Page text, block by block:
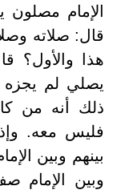
الإمام مصلون
قال: صلاته
هذا والأول؟
يصلي لم يجزه
ذلك أنه من
فليس معه.
بينهم وبين
وبين الإمام